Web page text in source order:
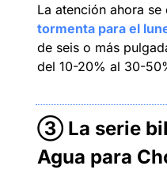
La atención ahora se
tormenta para el
de seis o más
del 10-20% al 30-
③ La serie
Agua para